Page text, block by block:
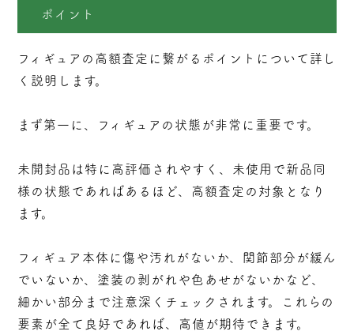
ポイント
フィギュアの高額査定に繋がるポイントについて詳し
く説明します。
まず第一に、フィギュアの状態が非常に重要です。
未開封品は特に高評価されやすく、未使用で新品同
様の状態であればあるほど、高額査定の対象となり
ます。
フィギュア本体に傷や汚れがないか、関節部分が緩ん
でいないか、塗装の剥がれや色あせがないかなど、
細かい部分まで注意深くチェックされます。これらの
要素が全て良好であれば、高値が期待できます。